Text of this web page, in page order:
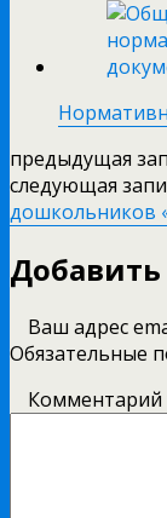
предыдущая
следующая
дошкольников
Ваш адрес
Обязательные
Комментарий